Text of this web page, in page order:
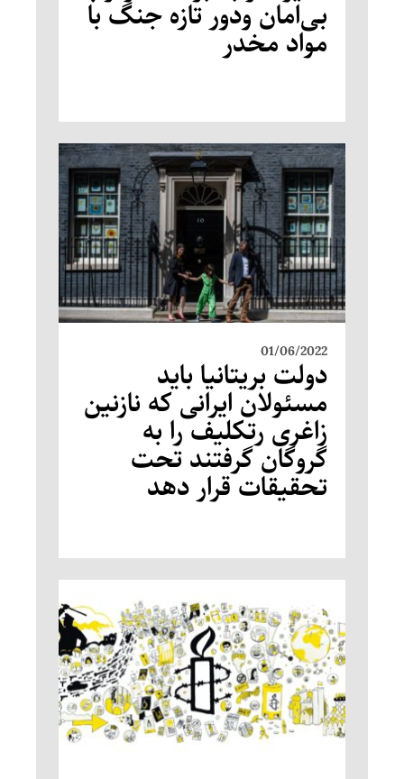
بی‌امان ودور تازه جنگ با
مواد مخدر
01/06/2022
دولت بریتانیا باید
مسئولان ایرانی که نازنین
زاغری رتکلیف را به
گروگان گرفتند تحت
تحقیقات قرار دهد